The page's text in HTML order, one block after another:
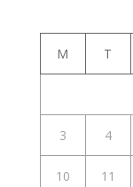
M T
3 4
10 11